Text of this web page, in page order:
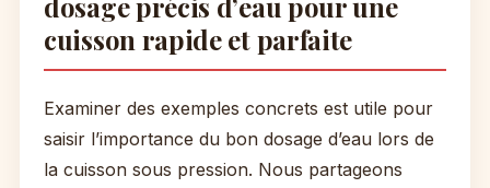
cuisson rapide et parfaite
Examiner des exemples concrets est utile pour
saisir l’importance du bon dosage d’eau lors de
la cuisson sous pression. Nous partageons